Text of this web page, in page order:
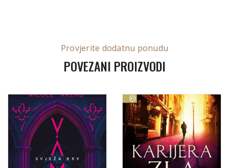
Provjerite dodatnu ponudu
POVEZANI PROIZVODI